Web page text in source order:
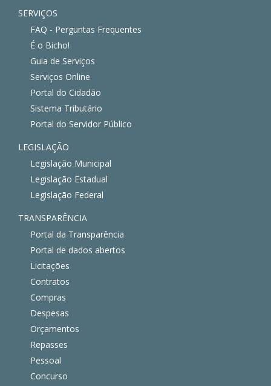
SERVIÇOS
FAQ - Perguntas Frequentes
É o Bicho!
Guia de Serviços
Serviços Online
Portal do Cidadão
Sistema Tributário
Portal do Servidor Público
LEGISLAÇÃO
Legislação Municipal
Legislação Estadual
Legislação Federal
TRANSPARÊNCIA
Portal da Transparência
Portal de dados abertos
Licitações
Contratos
Compras
Despesas
Orçamentos
Repasses
Pessoal
Concurso